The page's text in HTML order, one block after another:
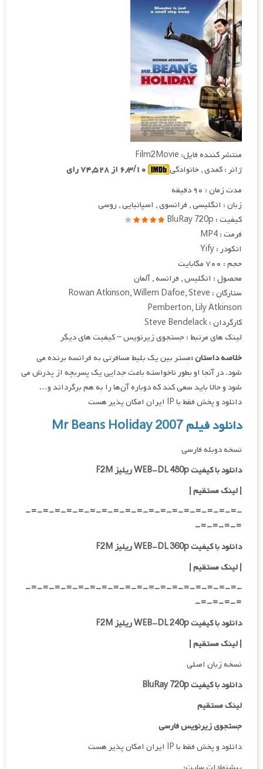
منتشر کننده فایل: Film2Movie
ژانر : کمدی , خانوادگی
مدت زمان : ۹۰ دقیقه
زبان : انگلیسی , فرانسوی , اسپانیایی , روسی
کیفیت : BluRay 720p
فرمت : MP4
انکودر : Yify
حجم : ۷۰۰ مگابایت
محصول : انگلیس , فرانسه , آلمان
ستارگان : Rowan Atkinson, Willem Dafoe, Steve
Pemberton, Lily Atkinson
کارگردان : Steve Bendelack
لینک های مرتبط : جستجوی زیرنویس – کیفیت های دیگر
خلاصه داستان :مِستر بین یک بلیط مسافرتی به فرانسه برنده می
شود. در آنجا او بطور ناخواسته باعث جدایی یک پسربچه از پدرش می
شود و حالا باید سعی کند که دوباره آن‌ها را به هم برگرداند و…
دانلود و پخش فقط با IP ایران امکان پذیر هست
دانلود فیلم Mr Beans Holiday 2007
نسخه دوبله فارسی
دانلود با کیفیت WEB-DL 480p ریلیز F2M
|لینک مستقیم|
-=-=-=-=-=-=-=-=-=-=-=-=-=-=-=-=-=-=-
=-=-=-=-
دانلود با کیفیت WEB-DL 360p ریلیز F2M
| لینک مستقیم|
-=-=-=-=-=-=-=-=-=-=-=-=-=-=-=-=-=-=-
=-=-=-=-
دانلود با کیفیت WEB-DL 240p ریلیز F2M
| لینک مستقیم|
نسخه زبان اصلی
دانلود با کیفیت BluRay 720p
لینک مستقیم
جستجوی زیرنویس فارسی
دانلود و پخش فقط با IP ایران امکان پذیر هست